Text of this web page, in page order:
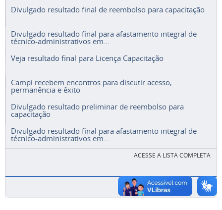
Divulgado resultado final de reembolso para capacitação
Divulgado resultado final para afastamento integral de
técnico-administrativos em...
Veja resultado final para Licença Capacitação
Campi recebem encontros para discutir acesso,
permanência e êxito
Divulgado resultado preliminar de reembolso para
capacitação
Divulgado resultado final para afastamento integral de
técnico-administrativos em...
ACESSE A LISTA COMPLETA